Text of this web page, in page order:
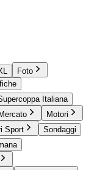
Foto
Italiana
Mercato
Motori
Sport
Sondaggi